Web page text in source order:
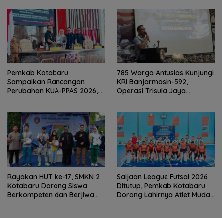
Pemkab Kotabaru
Sampaikan Rancangan
Perubahan KUA-PPAS 2026,
785 Warga Antusias Kunjungi
KRI Banjarmasin-592,
Operasi Trisula Jaya
Rayakan HUT ke-17, SMKN 2
Kotabaru Dorong Siswa
Berkompeten dan Berjiwa
Saijaan League Futsal 2026
Ditutup, Pemkab Kotabaru
Dorong Lahirnya Atlet Muda